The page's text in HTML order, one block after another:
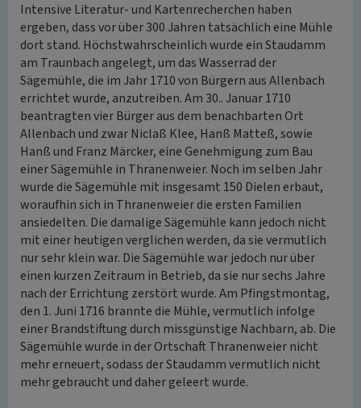
Intensive Literatur- und Kartenrecherchen haben
ergeben, dass vor über 300 Jahren tatsächlich eine Mühle
dort stand. Höchstwahrscheinlich wurde ein Staudamm
am Traunbach angelegt, um das Wasserrad der
Sägemühle, die im Jahr 1710 von Bürgern aus Allenbach
errichtet wurde, anzutreiben. Am 30.. Januar 1710
beantragten vier Bürger aus dem benachbarten Ort
Allenbach und zwar Niclaß Klee, Hanß Matteß, sowie
Hanß und Franz Märcker, eine Genehmigung zum Bau
einer Sägemühle in Thranenweier. Noch im selben Jahr
wurde die Sägemühle mit insgesamt 150 Dielen erbaut,
woraufhin sich in Thranenweier die ersten Familien
ansiedelten. Die damalige Sägemühle kann jedoch nicht
mit einer heutigen verglichen werden, da sie vermutlich
nur sehr klein war. Die Sägemühle war jedoch nur über
einen kurzen Zeitraum in Betrieb, da sie nur sechs Jahre
nach der Errichtung zerstört wurde. Am Pfingstmontag,
den 1. Juni 1716 brannte die Mühle, vermutlich infolge
einer Brandstiftung durch missgünstige Nachbarn, ab. Die
Sägemühle wurde in der Ortschaft Thranenweier nicht
mehr erneuert, sodass der Staudamm vermutlich nicht
mehr gebraucht und daher geleert wurde.